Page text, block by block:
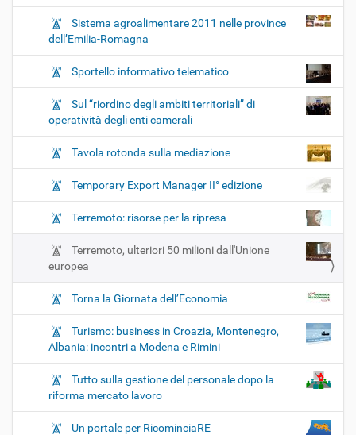
Sistema agroalimentare 2011 nelle province
dell’Emilia-Romagna
Sportello informativo telematico
Sul “riordino degli ambiti territoriali” di
operatività degli enti camerali
Tavola rotonda sulla mediazione
Temporary Export Manager II° edizione
Terremoto: risorse per la ripresa
Terremoto, ulteriori 50 milioni dall'Unione
europea
Torna la Giornata dell’Economia
Turismo: business in Croazia, Montenegro,
Albania: incontri a Modena e Rimini
Tutto sulla gestione del personale dopo la
riforma mercato lavoro
Un portale per RicominciaRE